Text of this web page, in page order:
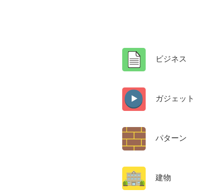
ビジネス
ガジェット
パターン
建物